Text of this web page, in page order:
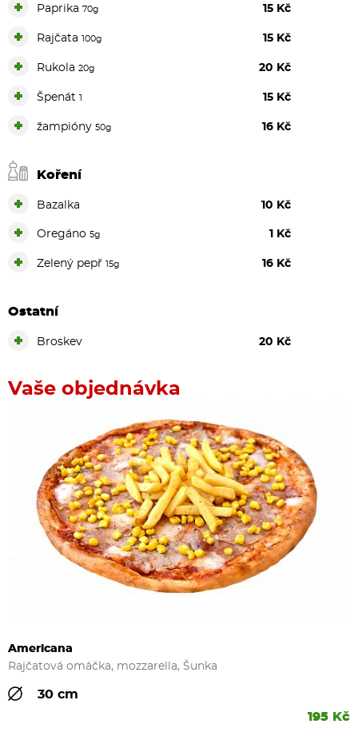
Paprika 70g 15 Kč
Rajčata 100g 15 Kč
Rukola 20g 20 Kč
Špenát 1 15 Kč
žampióny 50g 16 Kč
Koření
Bazalka 10 Kč
Oregáno 5g 1 Kč
Zelený pepř 15g 16 Kč
Ostatní
Broskev 20 Kč
Vaše objednávka
Americana
Rajčatová omáčka, mozzarella, Šunka
30 cm
195 Kč